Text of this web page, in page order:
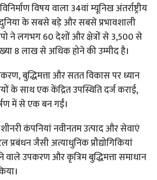
विषय वाला 34वां म्यूनिख अंतर्राष्ट्रीय
के सबसे बड़े और सबसे प्रभावशाली
ने लगभग 60 देशों और क्षेत्रों से 3,500 से
8 लाख से अधिक होने की उम्मीद है।
बुद्धिमत्ता और सतत विकास पर ध्यान
के साथ एक केंद्रित उपस्थिति दर्ज कराई,
में से एक बन गईं।
कंपनियां नवीनतम उत्पाद और सेवाएं
प्रबंधन जैसी अत्याधुनिक प्रौद्योगिकियां
उपकरण और कृत्रिम बुद्धिमत्ता समाधान